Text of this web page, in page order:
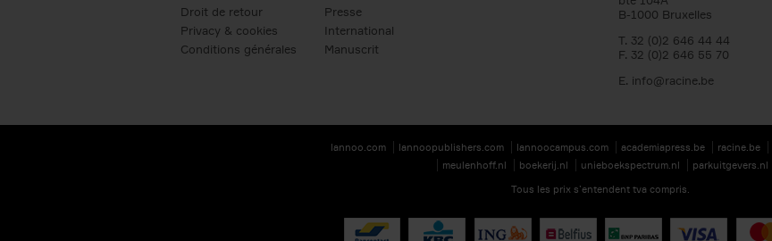
Droit de retour
Privacy & cookies
Conditions générales
Presse
International
Manuscrit
B-1000 Bruxelles
T. 32 (0)2 646 44 44
F. 32 (0)2 646 55 70
E. info@racine.be
lannoo.com lannoopublishers.com lannoocampus.com academiapress.be racine.be
meulenhoff.nl
boekerij.nl unieboekspectrum.nl
parkuitgevers.nl
Tous les prix s’entendent tva compris.